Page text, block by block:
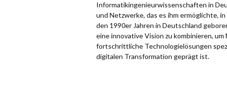
Informatikingenieurwissenschaften in
und Netzwerke, das es ihm ermöglichte,
den 1990er Jahren in Deutschland
eine innovative Vision zu kombinieren,
fortschrittliche Technologielösungen
digitalen Transformation geprägt ist.